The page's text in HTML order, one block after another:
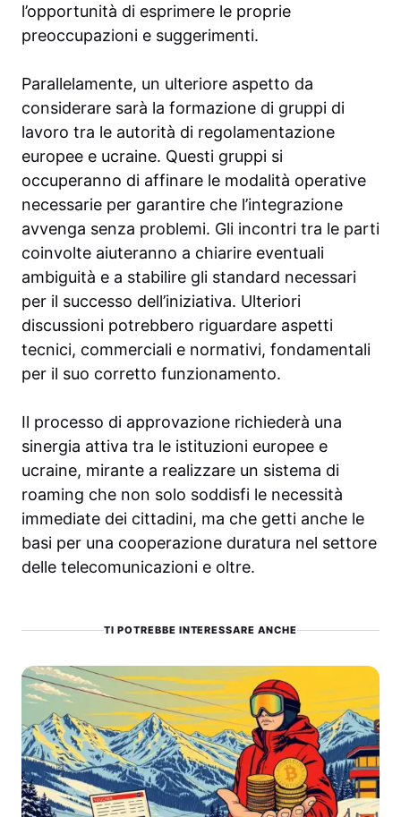
l’opportunità di esprimere le proprie
preoccupazioni e suggerimenti.
Parallelamente, un ulteriore aspetto da
considerare sarà la formazione di gruppi di
lavoro tra le autorità di regolamentazione
europee e ucraine. Questi gruppi si
occuperanno di affinare le modalità operative
necessarie per garantire che l’integrazione
avvenga senza problemi. Gli incontri tra le parti
coinvolte aiuteranno a chiarire eventuali
ambiguità e a stabilire gli standard necessari
per il successo dell’iniziativa. Ulteriori
discussioni potrebbero riguardare aspetti
tecnici, commerciali e normativi, fondamentali
per il suo corretto funzionamento.
Il processo di approvazione richiederà una
sinergia attiva tra le istituzioni europee e
ucraine, mirante a realizzare un sistema di
roaming che non solo soddisfi le necessità
immediate dei cittadini, ma che getti anche le
basi per una cooperazione duratura nel settore
delle telecomunicazioni e oltre.
TI POTREBBE INTERESSARE ANCHE